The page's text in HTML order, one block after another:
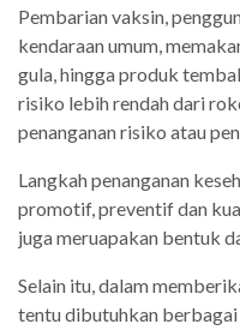
Pembarian vaksin,
kendaraan umum,
gula, hingga produk
risiko lebih rendah dari
penanganan risiko atau
Langkah penanganan
promotif, preventif dan
juga meruapakan bentuk
Selain itu, dalam
tentu dibutuhkan